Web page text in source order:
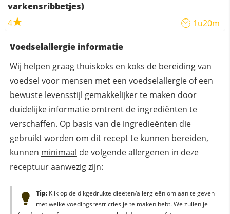
varkensribbetjes)
4
1u20m
Voedselallergie informatie
Wij helpen graag thuiskoks en koks de bereiding van
voedsel voor mensen met een voedselallergie of een
bewuste levensstijl gemakkelijker te maken door
duidelijke informatie omtrent de ingrediënten te
verschaffen. Op basis van de ingredieënten die
gebruikt worden om dit recept te kunnen bereiden,
kunnen minimaal de volgende allergenen in deze
receptuur aanwezig zijn:
Tip:Klik op de dikgedrukte dieëten/allergieën om aan te geven
met welke voedingsrestricties je te maken hebt. We zullen je